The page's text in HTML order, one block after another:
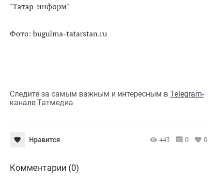
"Татар-информ"
Фото: bugulma-tatarstan.ru
Следите за самым важным и интересным в Telegram-
канале Татмедиа
Нравится 443 0 0
Комментарии (0)